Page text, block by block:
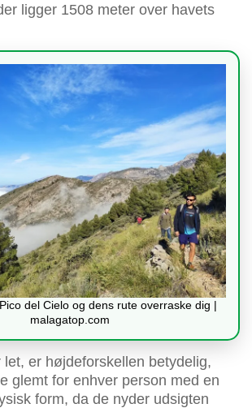
ligger 1508 meter over havets
del Cielo og dens rute overraske dig |
malagatop.com
let, er højdeforskellen betydelig,
glemt for enhver person med en
form, da de nyder udsigten